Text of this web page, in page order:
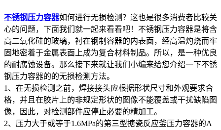
不锈钢压力容器如何进行无损检测？这也是很多消费者比较关
心的问题，下面我们就一起来看看吧！不锈钢压力容器是将含
高二氧化硅的玻璃，衬在钢制容器的内表面，经高温灼烧而牢
固地密着于金属表面上成为复合材料制品。所以，是一种优良
的耐腐蚀设备。那么接下来就让我们小编来给您介绍一下不锈
钢压力容器的的无损检测方法。
1、在无损检测之前，焊接接头应根据形状尺寸和外观要求合
格，并且在胶片上的非规定形状的图像不能覆盖或干扰缺陷图
像，因此，对检测部件应停止必要的精加工。
2、压力大于或等于1.6MPa的第三型搪瓷反应釜压力容器的A